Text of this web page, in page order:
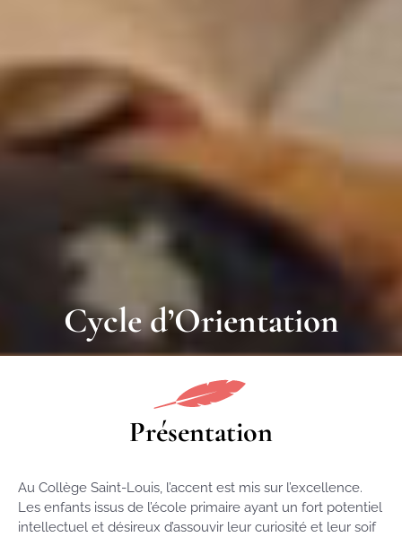
Cycle d’Orientation
Présentation
Au Collège Saint-Louis, l’accent est mis sur l’excellence.
Les enfants issus de l’école primaire ayant un fort potentiel
intellectuel et désireux d’assouvir leur curiosité et leur soif